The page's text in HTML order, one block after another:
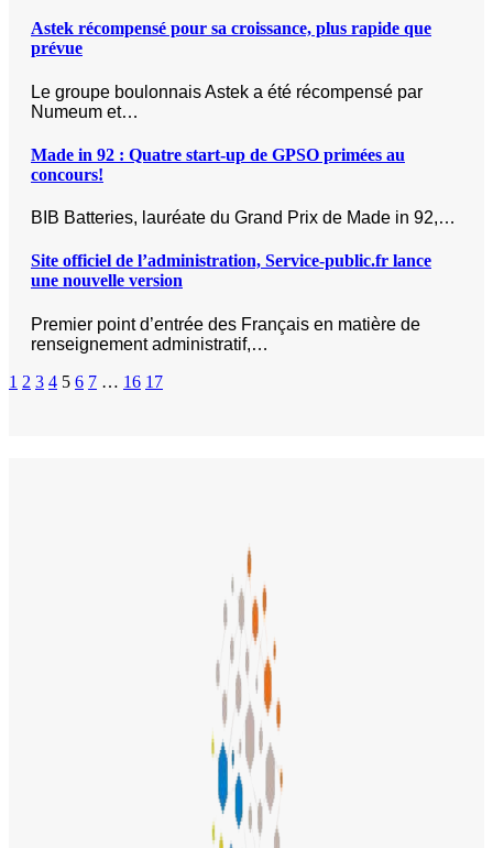
Astek récompensé pour sa croissance, plus rapide que
prévue
Le groupe boulonnais Astek a été récompensé par
Numeum et…
Made in 92 : Quatre start-up de GPSO primées au
concours!
BIB Batteries, lauréate du Grand Prix de Made in 92,…
Site officiel de l’administration, Service-public.fr lance
une nouvelle version
Premier point d’entrée des Français en matière de
renseignement administratif,…
1 2 3 4 5 6 7 … 16 17